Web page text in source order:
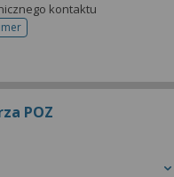
kontaktu
do rejestracji
POZ